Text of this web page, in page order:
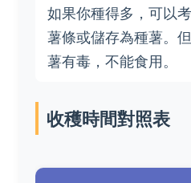
如果你種得多，可以
薯條或儲存為種薯。
薯有毒，不能食用。
收穫時間對照表